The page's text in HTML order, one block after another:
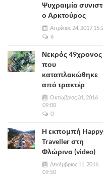
Ψυχραιμία
ο Αρκτούρος
Απρίλιος 24, 2017
6
Νεκρός 49χρονος
που
καταπλακώθηκε
από τρακτέρ
Οκτώβριος 31, 2016
09:00
0
Η εκπομπή Happy
Traveller στη
Φλώρινα (video)
Δεκέμβριος 11, 2016
09:50